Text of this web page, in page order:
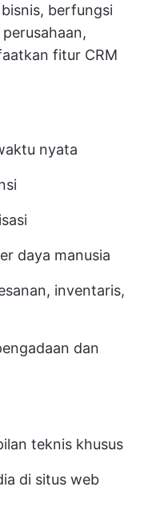
berfungsi
fitur CRM
nyata
daya manusia
inventaris,
dan
teknis khusus
di situs web